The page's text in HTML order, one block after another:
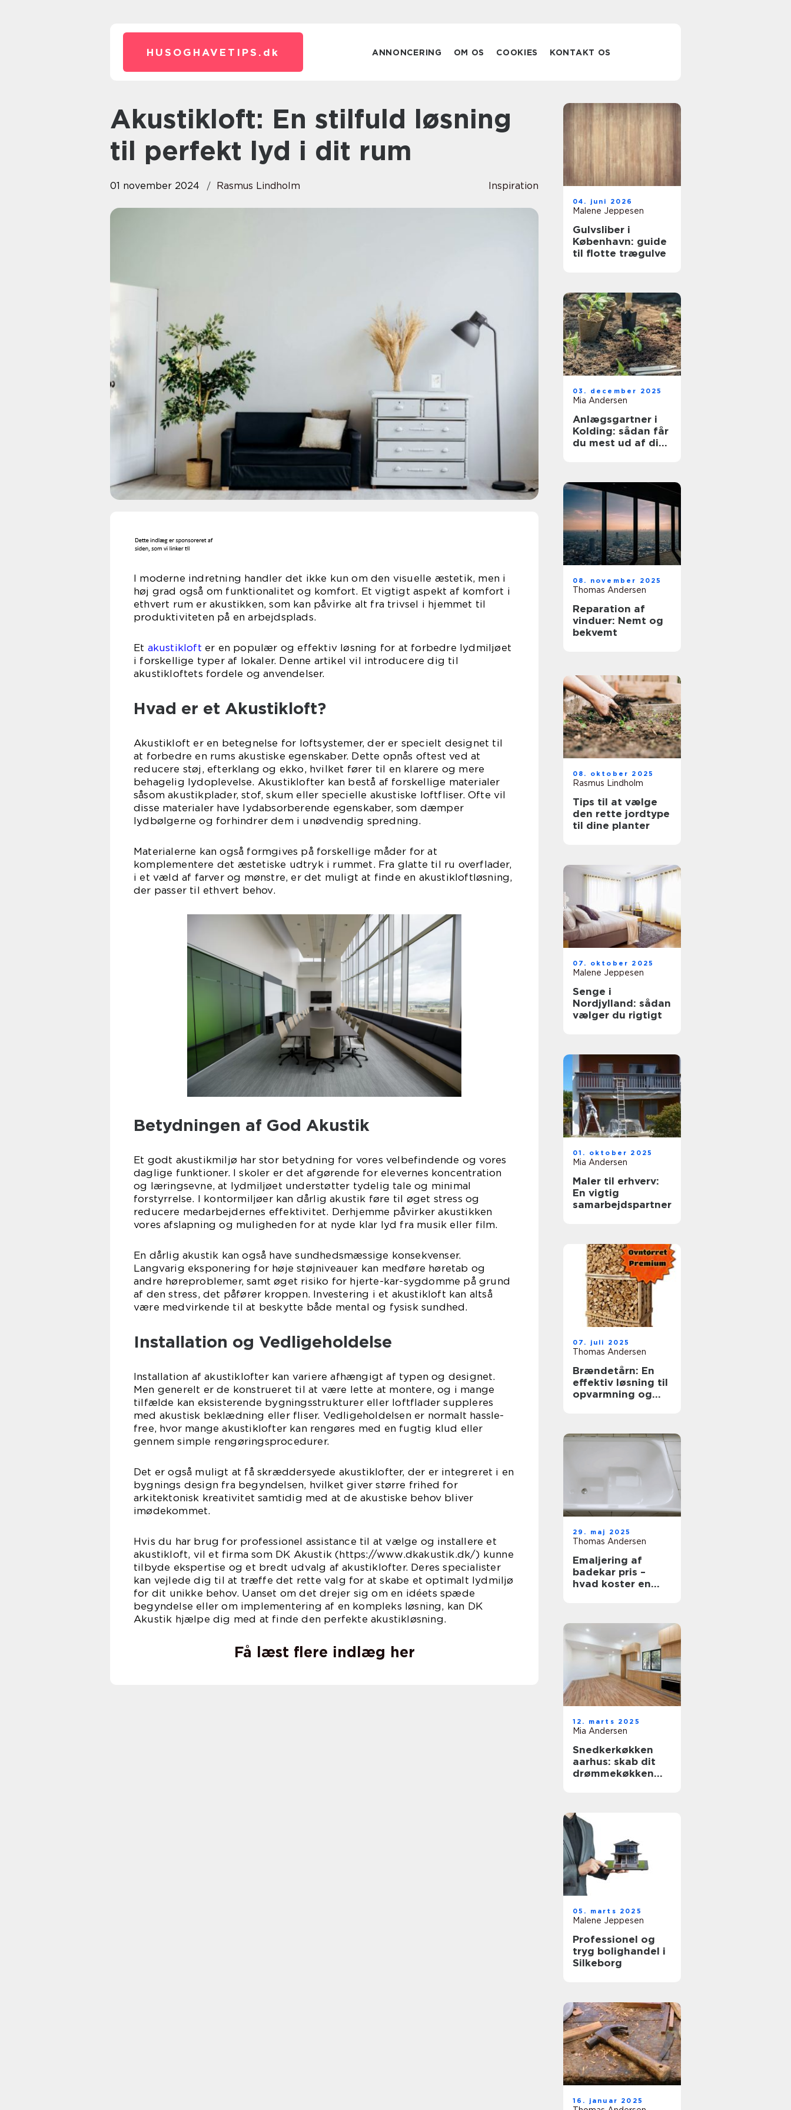
HUSOGHAVETIPS. dk ANNONCERING OM OS COOKIES KONTAKT OS
Akustikloft: En stilfuld løsning
til perfekt lyd i dit rum
01 november 2024 Rasmus Lindholm Inspiration
I moderne indretning handler det ikke kun om den visuelle æstetik, men i
høj grad også om funktionalitet og komfort. Et vigtigt aspekt af komfort i
ethvert rum er akustikken, som kan påvirke alt fra trivsel i hjemmet til
produktiviteten på en arbejdsplads.
Et akustikloft er en populær og effektiv løsning for at forbedre lydmiljøet
i forskellige typer af lokaler. Denne artikel vil introducere dig til
akustikloftets fordele og anvendelser.
Hvad er et Akustikloft?
Akustikloft er en betegnelse for loftsystemer, der er specielt designet til
at forbedre en rums akustiske egenskaber. Dette opnås oftest ved at
reducere støj, efterklang og ekko, hvilket fører til en klarere og mere
behagelig lydoplevelse. Akustiklofter kan bestå af forskellige materialer
såsom akustikplader, stof, skum eller specielle akustiske loftfliser. Ofte vil
disse materialer have lydabsorberende egenskaber, som dæmper
lydbølgerne og forhindrer dem i unødvendig spredning.
Materialerne kan også formgives på forskellige måder for at
komplementere det æstetiske udtryk i rummet. Fra glatte til ru overflader,
i et væld af farver og mønstre, er det muligt at finde en akustikloftløsning,
der passer til ethvert behov.
Betydningen af God Akustik
Et godt akustikmiljø har stor betydning for vores velbefindende og vores
daglige funktioner. I skoler er det afgørende for elevernes koncentration
og læringsevne, at lydmiljøet understøtter tydelig tale og minimal
forstyrrelse. I kontormiljøer kan dårlig akustik føre til øget stress og
reducere medarbejdernes effektivitet. Derhjemme påvirker akustikken
vores afslapning og muligheden for at nyde klar lyd fra musik eller film.
En dårlig akustik kan også have sundhedsmæssige konsekvenser.
Langvarig eksponering for høje støjniveauer kan medføre høretab og
andre høreproblemer, samt øget risiko for hjerte-kar-sygdomme på grund
af den stress, det påfører kroppen. Investering i et akustikloft kan altså
være medvirkende til at beskytte både mental og fysisk sundhed.
Installation og Vedligeholdelse
Installation af akustiklofter kan variere afhængigt af typen og designet.
Men generelt er de konstrueret til at være lette at montere, og i mange
tilfælde kan eksisterende bygningsstrukturer eller loftflader suppleres
med akustisk beklædning eller fliser. Vedligeholdelsen er normalt hassle-
free, hvor mange akustiklofter kan rengøres med en fugtig klud eller
gennem simple rengøringsprocedurer.
Det er også muligt at få skræddersyede akustiklofter, der er integreret i en
bygnings design fra begyndelsen, hvilket giver større frihed for
arkitektonisk kreativitet samtidig med at de akustiske behov bliver
imødekommet.
Hvis du har brug for professionel assistance til at vælge og installere et
akustikloft, vil et firma som DK Akustik (https://www.dkakustik.dk/) kunne
tilbyde ekspertise og et bredt udvalg af akustiklofter. Deres specialister
kan vejlede dig til at træffe det rette valg for at skabe et optimalt lydmiljø
for dit unikke behov. Uanset om det drejer sig om en idéets spæde
begyndelse eller om implementering af en kompleks løsning, kan DK
Akustik hjælpe dig med at finde den perfekte akustikløsning.
Få læst flere indlæg her
04. juni 2026
Malene Jeppesen
Gulvsliber i
København: guide
til flotte trægulve
03. december 2025
Mia Andersen
Anlægsgartner i
Kolding: sådan får
du mest ud af dit
08. november 2025
Thomas Andersen
Reparation af
vinduer: Nemt og
bekvemt
08. oktober 2025
Rasmus Lindholm
Tips til at vælge
den rette jordtype
til dine planter
07. oktober 2025
Malene Jeppesen
Senge i
Nordjylland: sådan
vælger du rigtigt
01. oktober 2025
Mia Andersen
Maler til erhverv:
En vigtig
samarbejdspartner
07. juli 2025
Thomas Andersen
Brændetårn: En
effektiv løsning til
opvarmning og
29. maj 2025
Thomas Andersen
Emaljering af
badekar pris –
hvad koster en
12. marts 2025
Mia Andersen
Snedkerkøkken
aarhus: skab dit
drømmekøkken
05. marts 2025
Malene Jeppesen
Professionel og
tryg bolighandel i
Silkeborg
16. januar 2025